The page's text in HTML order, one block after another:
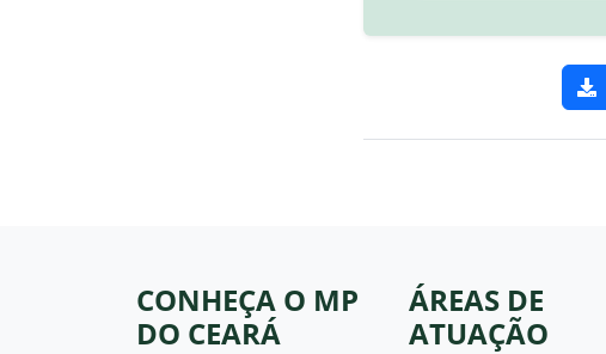
CONHEÇA O MP
DO CEARÁ
ÁREAS DE
ATUAÇÃO